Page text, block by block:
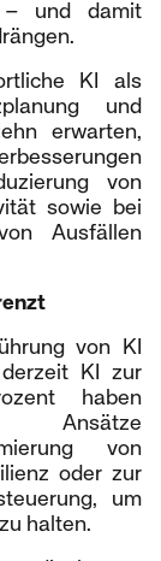
– und damit
KI als
und
erwarten,
von
sowie bei
Ausfällen
von KI
KI zur
haben
Ansätze
von
oder zur
um
halten.